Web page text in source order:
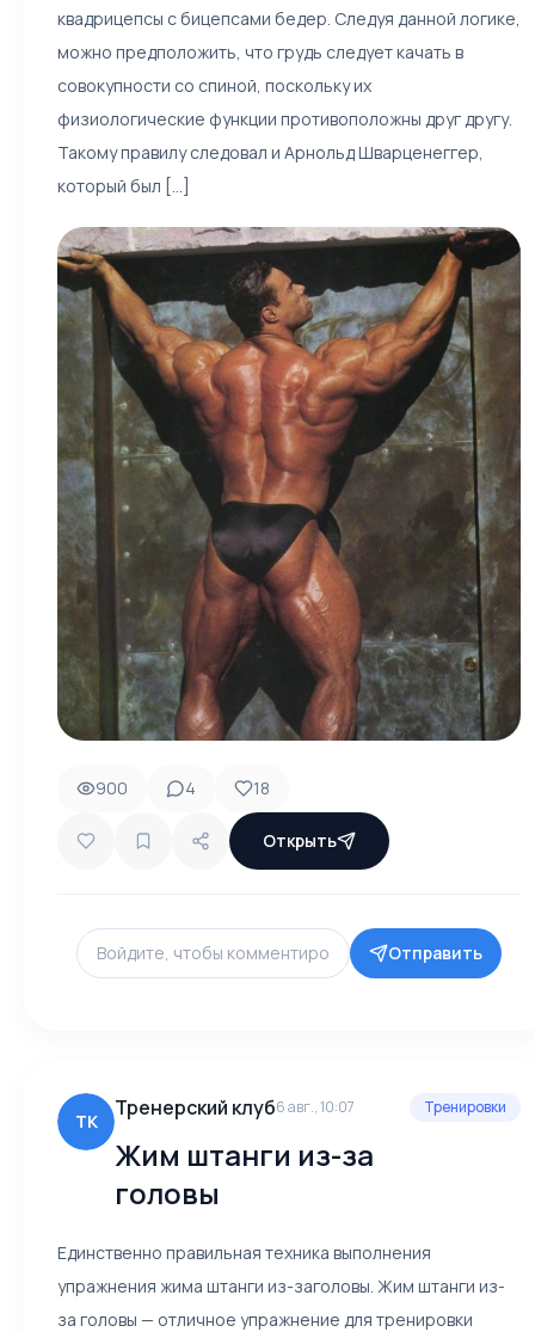
квадрицепсы с бицепсами бедер. Следуя данной логике,
можно предположить, что грудь следует качать в
совокупности со спиной, поскольку их
физиологические функции противоположны друг другу.
Такому правилу следовал и Арнольд Шварценеггер,
который был [...]
900 4 18
Открыть
Отправить
ТК
Тренерский клуб6 авг., 10:07
Жим штанги из-за
головы
Тренировки
Единственно правильная техника выполнения
упражнения жима штанги из-заголовы. Жим штанги из-
за головы — отличное упражнение для тренировки